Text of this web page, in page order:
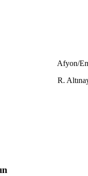
Altınay/H.